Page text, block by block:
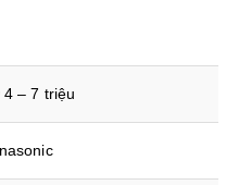
4 – 7 triệu